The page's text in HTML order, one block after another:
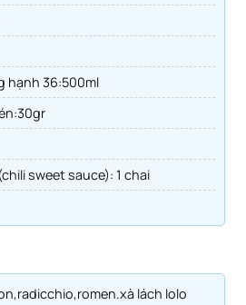
hạnh 36:500ml
sweet sauce): 1 chai